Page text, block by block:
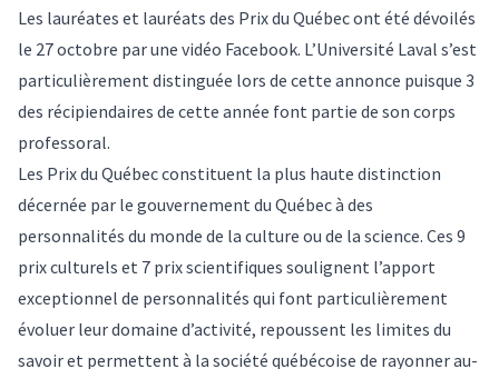
Les lauréates et lauréats des Prix du Québecont été dévoilés
le 27 octobre par une vidéo Facebook. L’Université Laval s’est
particulièrement distinguée lors de cette annonce puisque 3
des récipiendaires de cette année font partie de son corps
professoral.
Les Prix du Québec constituent la plus haute distinction
décernée par le gouvernement du Québec à des
personnalités du monde de la culture ou de la science. Ces 9
prix culturels et 7 prix scientifiques soulignent l’apport
exceptionnel de personnalités qui font particulièrement
évoluer leur domaine d’activité, repoussent les limites du
savoir et permettent à la société québécoise de rayonner au-